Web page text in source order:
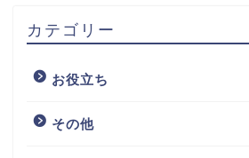
カテゴリー
お役立ち
その他